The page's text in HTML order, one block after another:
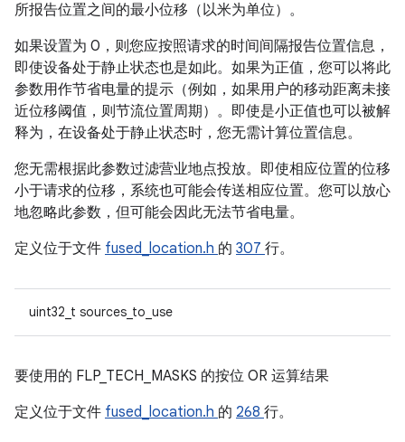
所报告位置之间的最小位移（以米为单位）。
如果设置为 0，则您应按照请求的时间间隔报告位置信息，
即使设备处于静止状态也是如此。如果为正值，您可以将此
参数用作节省电量的提示（例如，如果用户的移动距离未接
近位移阈值，则节流位置周期）。即使是小正值也可以被解
释为，在设备处于静止状态时，您无需计算位置信息。
您无需根据此参数过滤营业地点投放。即使相应位置的位移
小于请求的位移，系统也可能会传送相应位置。您可以放心
地忽略此参数，但可能会因此无法节省电量。
定义位于文件 fused_location.h 的 307 行。
uint32_t sources_to_use
要使用的 FLP_TECH_MASKS 的按位 OR 运算结果
定义位于文件 fused_location.h 的 268 行。